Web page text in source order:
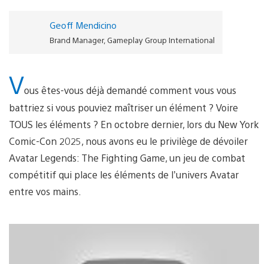
Geoff Mendicino
Brand Manager, Gameplay Group International
Vous êtes-vous déjà demandé comment vous vous
battriez si vous pouviez maîtriser un élément ? Voire
TOUS les éléments ? En octobre dernier, lors du New York
Comic-Con 2025, nous avons eu le privilège de dévoiler
Avatar Legends: The Fighting Game, un jeu de combat
compétitif qui place les éléments de l’univers Avatar
entre vos mains.